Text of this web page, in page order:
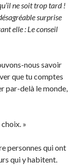
ne soit trop tard !
surprise
elle : Le conseil
nous savoir
que tu comptes
par-delà le monde,
»
personnes qui ont
qui y habitent.